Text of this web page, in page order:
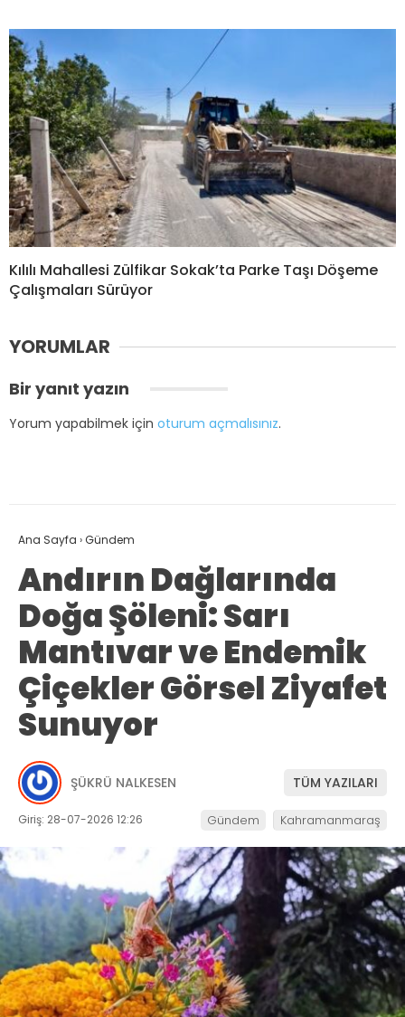
Kılılı Mahallesi Zülfikar Sokak’ta Parke Taşı Döşeme
Çalışmaları Sürüyor
YORUMLAR
Bir yanıt yazın
Yorum yapabilmek için oturum açmalısınız.
Ana Sayfa ›Gündem
Andırın Dağlarında
Doğa Şöleni: Sarı
Mantıvar ve Endemik
Çiçekler Görsel Ziyafet
Sunuyor
ŞÜKRÜ NALKESEN TÜM YAZILARI
Giriş: 28-07-2026 12:26 Gündem Kahramanmaraş